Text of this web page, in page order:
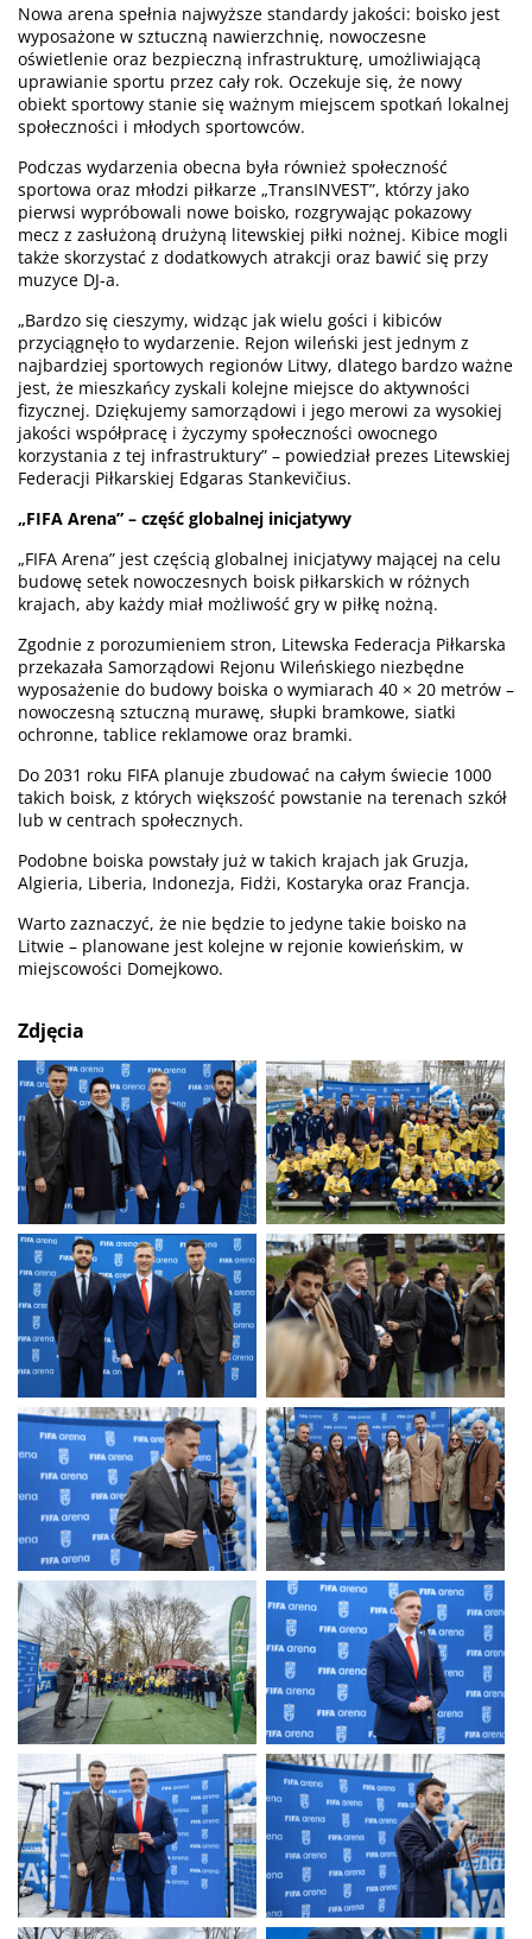
Nowa arena spełnia najwyższe standardy jakości: boisko jest
wyposażone w sztuczną nawierzchnię, nowoczesne
oświetlenie oraz bezpieczną infrastrukturę, umożliwiającą
uprawianie sportu przez cały rok. Oczekuje się, że nowy
obiekt sportowy stanie się ważnym miejscem spotkań lokalnej
społeczności i młodych sportowców.
Podczas wydarzenia obecna była również społeczność
sportowa oraz młodzi piłkarze „TransINVEST”, którzy jako
pierwsi wypróbowali nowe boisko, rozgrywając pokazowy
mecz z zasłużoną drużyną litewskiej piłki nożnej. Kibice mogli
także skorzystać z dodatkowych atrakcji oraz bawić się przy
muzyce DJ-a.
„Bardzo się cieszymy, widząc jak wielu gości i kibiców
przyciągnęło to wydarzenie. Rejon wileński jest jednym z
najbardziej sportowych regionów Litwy, dlatego bardzo ważne
jest, że mieszkańcy zyskali kolejne miejsce do aktywności
fizycznej. Dziękujemy samorządowi i jego merowi za wysokiej
jakości współpracę i życzymy społeczności owocnego
korzystania z tej infrastruktury” – powiedział prezes Litewskiej
Federacji Piłkarskiej Edgaras Stankevičius.
„FIFA Arena” – część globalnej inicjatywy
„FIFA Arena” jest częścią globalnej inicjatywy mającej na celu
budowę setek nowoczesnych boisk piłkarskich w różnych
krajach, aby każdy miał możliwość gry w piłkę nożną.
Zgodnie z porozumieniem stron, Litewska Federacja Piłkarska
przekazała Samorządowi Rejonu Wileńskiego niezbędne
wyposażenie do budowy boiska o wymiarach 40 × 20 metrów –
nowoczesną sztuczną murawę, słupki bramkowe, siatki
ochronne, tablice reklamowe oraz bramki.
Do 2031 roku FIFA planuje zbudować na całym świecie 1000
takich boisk, z których większość powstanie na terenach szkół
lub w centrach społecznych.
Podobne boiska powstały już w takich krajach jak Gruzja,
Algieria, Liberia, Indonezja, Fidżi, Kostaryka oraz Francja.
Warto zaznaczyć, że nie będzie to jedyne takie boisko na
Litwie – planowane jest kolejne w rejonie kowieńskim, w
miejscowości Domejkowo.
Zdjęcia